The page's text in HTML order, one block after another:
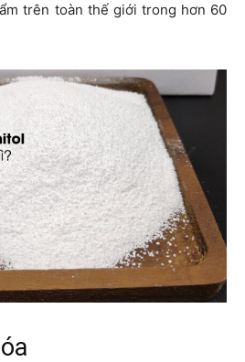
trên toàn thế giới trong hơn 60